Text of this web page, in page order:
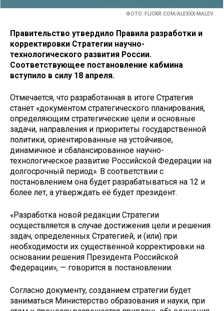
ФОТО: FLICKR.COM/ALEXXX-MALEV
Правительство утвердило Правила разработки и
корректировки Стратегии научно-
технологического развития России.
Соответствующее постановление кабмина
вступило в силу 18 апреля.
Отмечается, что разработанная в итоге Стратегия
станет «документом стратегического планирования,
определяющим стратегические цели и основные
задачи, направления и приоритеты государственной
политики, ориентированные на устойчивое,
динамичное и сбалансированное научно-
технологическое развитие Российской Федерации на
долгосрочный период». В соответствии с
постановлением она будет разрабатываться на 12 и
более лет, а утверждать её будет президент.
«Разработка новой редакции Стратегии
осуществляется в случае достижения цели и решения
задач, определенных Стратегией, и (или) при
необходимости их существенной корректировки на
основании решения Президента Российской
Федерации», — говорится в постановлении.
Согласно документу, созданием стратегии будет
заниматься Министерство образования и науки, при